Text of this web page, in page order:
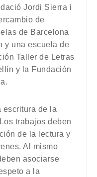
Jordi Sierra i
de
de Barcelona
y una escuela de
Taller de Letras
y la Fundación
escritura de la
trabajos deben
de la lectura y
Al mismo
asociarse
a la